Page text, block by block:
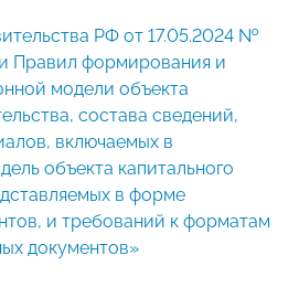
РФ от 17.05.2024 №
Правил формирования и
модели объекта
состава сведений,
включаемых в
объекта капитального
в форме
и требований к форматам
документов»